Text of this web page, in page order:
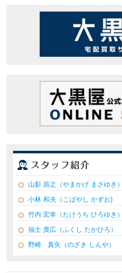
山影 昌之（やまかげ まさゆき）
小林 和夫（こばやし かずお)
竹内 宏幸（たけうち ひろゆき）
福士 貴広（ふくし たかひろ）
野崎 真矢（のざき しんや）